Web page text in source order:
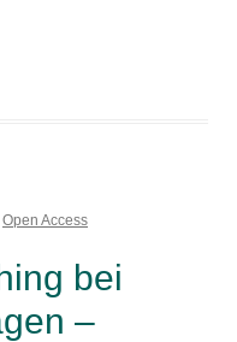
Open Access
bei
–